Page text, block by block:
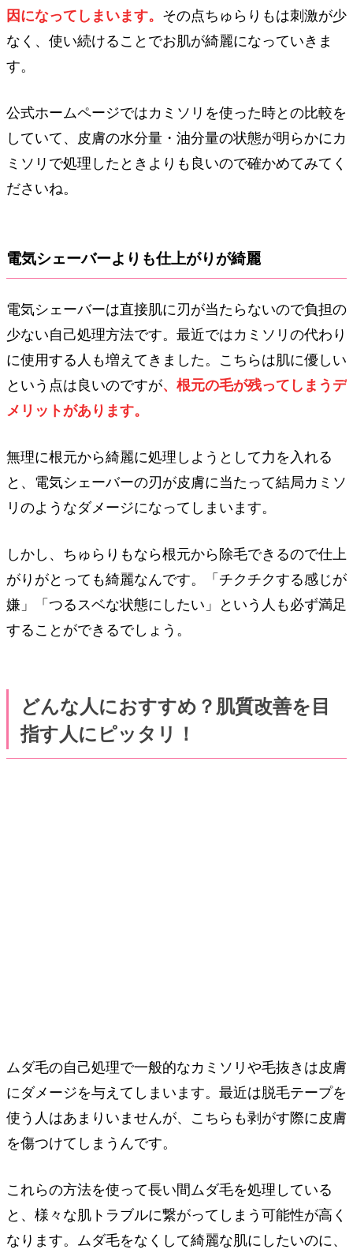
因になってしまいます。 その点ちゅらりもは刺激が少
なく、使い続けることでお肌が綺麗になっていきま
す。
公式ホームページではカミソリを使った時との比較を
していて、皮膚の水分量・油分量の状態が明らかにカ
ミソリで処理したときよりも良いので確かめてみてく
ださいね。
電気シェーバーよりも仕上がりが綺麗
電気シェーバーは直接肌に刃が当たらないので負担の
少ない自己処理方法です。最近ではカミソリの代わり
に使用する人も増えてきました。こちらは肌に優しい
という点は良いのですが、根元の毛が残ってしまうデ
メリットがあります。
無理に根元から綺麗に処理しようとして力を入れる
と、電気シェーバーの刃が皮膚に当たって結局カミソ
リのようなダメージになってしまいます。
しかし、ちゅらりもなら根元から除毛できるので仕上
がりがとっても綺麗なんです。「チクチクする感じが
嫌」「つるスベな状態にしたい」という人も必ず満足
することができるでしょう。
どんな人におすすめ？肌質改善を目
指す人にピッタリ！
ムダ毛の自己処理で一般的なカミソリや毛抜きは皮膚
にダメージを与えてしまいます。最近は脱毛テープを
使う人はあまりいませんが、こちらも剥がす際に皮膚
を傷つけてしまうんです。
これらの方法を使って長い間ムダ毛を処理している
と、様々な肌トラブルに繋がってしまう可能性が高く
なります。ムダ毛をなくして綺麗な肌にしたいのに、